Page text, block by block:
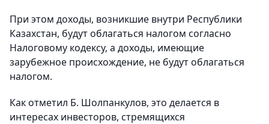
При этом доходы, возникшие внутри Республики
Казахстан, будут облагаться налогом согласно
Налоговому кодексу, а доходы, имеющие
зарубежное происхождение, не будут облагаться
налогом.
Как отметил Б. Шолпанкулов, это делается в
интересах инвесторов, стремящихся